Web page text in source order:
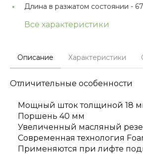
Длина в разжатом состоянии -
Все характеристики
Описание Характеристики
Отличительные особенности
Мощный шток толщиной 18
Поршень 40 мм
Увеличенный масляный
Современная технология
Применяются при лифте